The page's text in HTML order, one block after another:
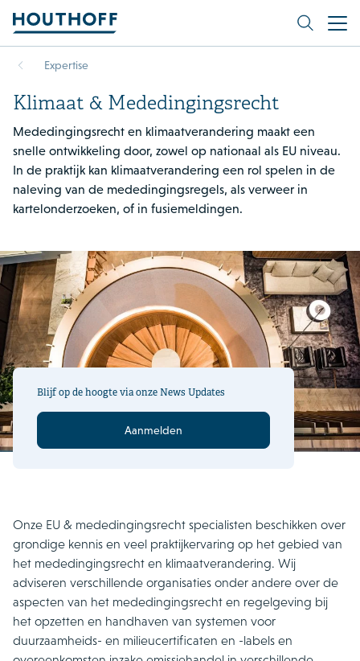
Expertise
Klimaat & Mededingingsrecht
Mededingingsrecht en klimaatverandering maakt een
snelle ontwikkeling door, zowel op nationaal als EU niveau.
In de praktijk kan klimaatverandering een rol spelen in de
naleving van de mededingingsregels, als verweer in
kartelonderzoeken, of in fusiemeldingen.
Blijf op de hoogte via onze News Updates
Aanmelden
Onze EU & mededingingsrecht specialisten beschikken over
grondige kennis en veel praktijkervaring op het gebied van
het mededingingsrecht en klimaatverandering. Wij
adviseren verschillende organisaties onder andere over de
aspecten van het mededingingsrecht en regelgeving bij
het opzetten en handhaven van systemen voor
duurzaamheids- en milieucertificaten en -labels en